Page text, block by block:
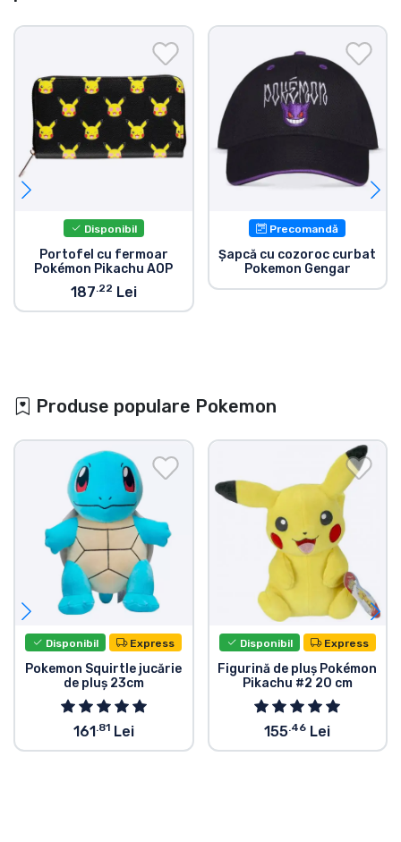
Disponibil
Portofel cu fermoar
Pokémon Pikachu AOP
187.22 Lei
Precomandă
Șapcă cu cozoroc curbat
Pokemon Gengar
Produse populare Pokemon
Disponibil Express
Pokemon Squirtle jucărie
de pluș 23cm
161.81Lei
Disponibil Express
Figurină de pluș Pokémon
Pikachu #2 20 cm
155.46 Lei